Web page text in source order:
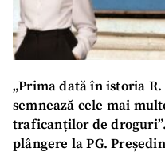
„Prima dată în istoria
semnează cele mai
traficanților de
plângere la PG.